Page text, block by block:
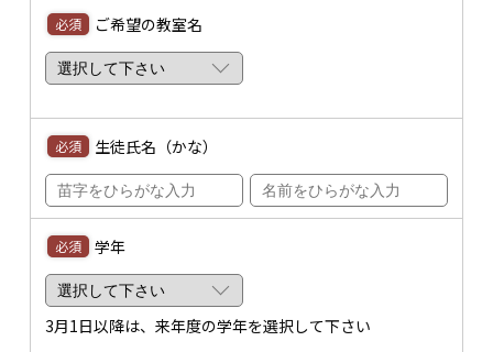
必須 ご希望の教室名
必須 生徒氏名（かな）
必須 学年
3月1日以降は、来年度の学年を選択して下さい